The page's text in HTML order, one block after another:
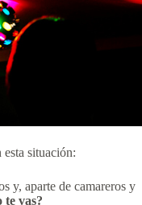
esta situación:
y, aparte de camareros y
te vas?